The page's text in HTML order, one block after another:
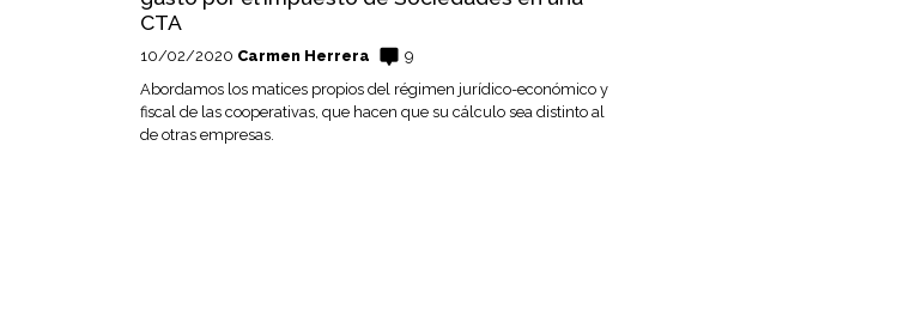
CTA
10/02/2020 Carmen Herrera
9
Abordamos los matices propios del régimen jurídico-económico y
fiscal de las cooperativas, que hacen que su cálculo sea distinto al
de otras empresas.